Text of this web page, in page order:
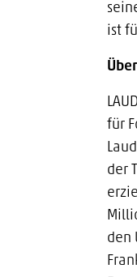
ist
für
der
den